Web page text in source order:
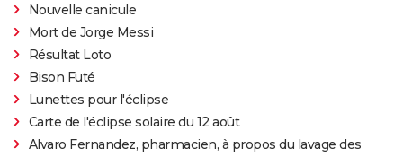
Nouvelle canicule
Mort de Jorge Messi
Résultat Loto
Bison Futé
Lunettes pour l'éclipse
Carte de l'éclipse solaire du 12 août
Alvaro Fernandez, pharmacien, à propos du lavage des